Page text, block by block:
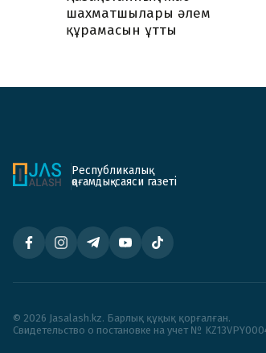
шахматшылары әлем
құрамасын ұтты
Республикалық
қоғамдық-саяси газеті
© 2026 Jasalash.kz. Барлық құқық қорғалған.
Cвидетельство о постановке на учет №